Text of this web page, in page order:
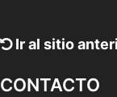
Ir al sitio
CONTACTO